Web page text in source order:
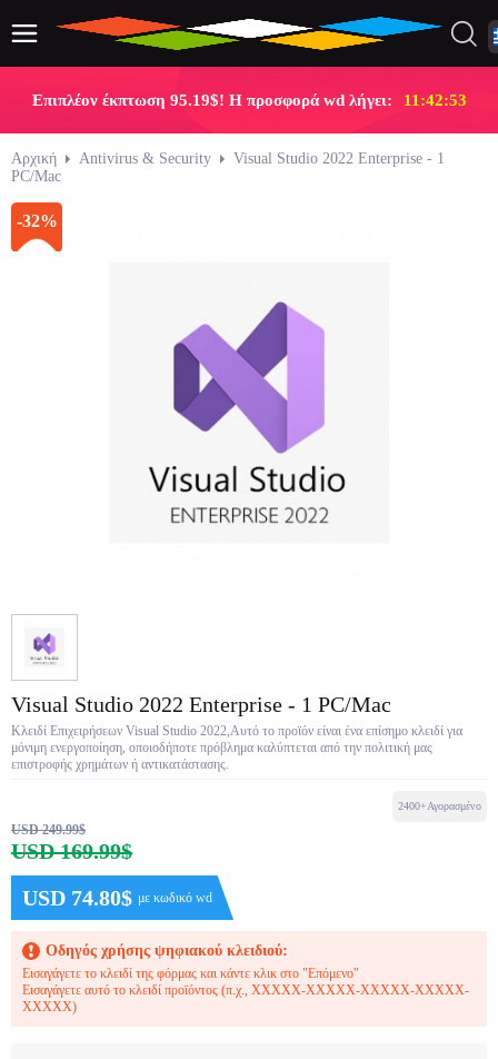
Επιπλέον έκπτωση 95.19$! Η προσφορά wd λήγει: 11:42:53
Αρχική Antivirus & Security
Visual Studio 2022 Enterprise - 1
PC/Mac
-32%
Visual Studio 2022 Enterprise - 1 PC/Mac
Κλειδί Επιχειρήσεων Visual Studio 2022,Αυτό το προϊόν είναι ένα επίσημο κλειδί για
μόνιμη ενεργοποίηση, οποιοδήποτε πρόβλημα καλύπτεται από την πολιτική μας
επιστροφής χρημάτων ή αντικατάστασης.
USD 249.99$
USD 169.99$
USD 74.80$ με κωδικό wd
2400+Αγορασμένο
Οδηγός χρήσης ψηφιακού κλειδιού:
Εισαγάγετε το κλειδί της φόρμας και κάντε κλικ στο "Επόμενο"
Εισαγάγετε αυτό το κλειδί προϊόντος (π.χ., XXXXX-XXXXX-XXXXX-XXXXX-
XXXXX)